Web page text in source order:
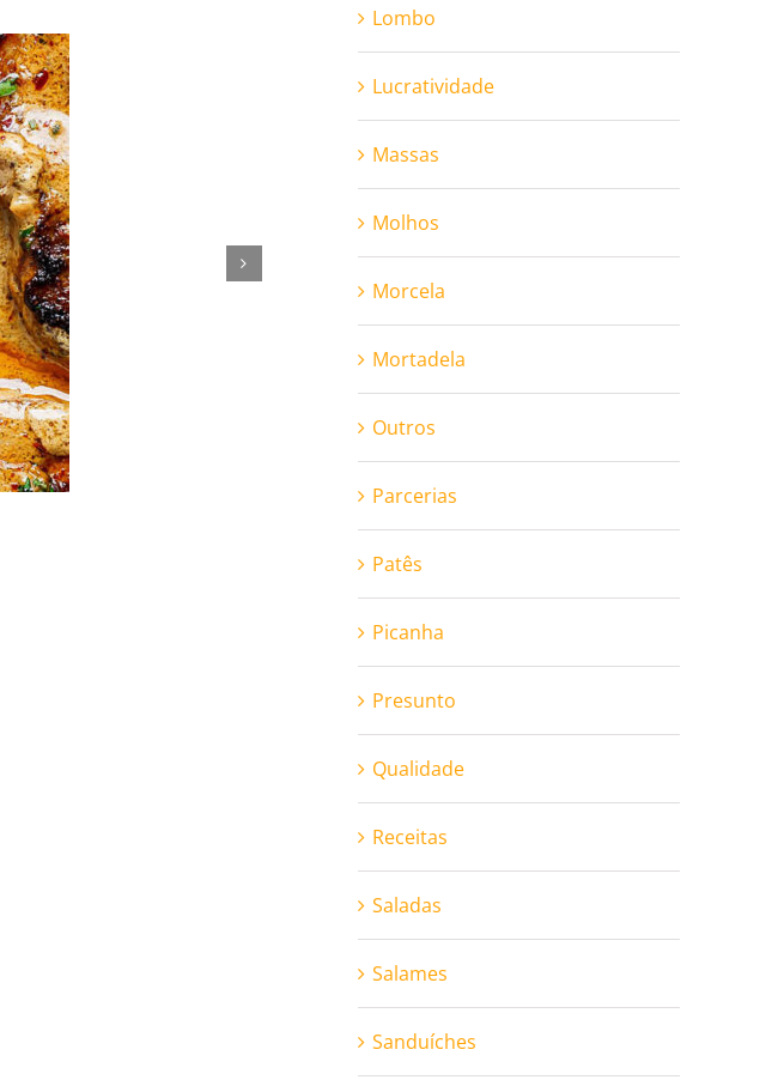
Sugestões Juliatto
Lombo
Lucratividade
Massas
Molhos
Morcela
Mortadela
Outros
Parcerias
Patês
Picanha
Presunto
Qualidade
Receitas
Saladas
Salames
Sanduíches